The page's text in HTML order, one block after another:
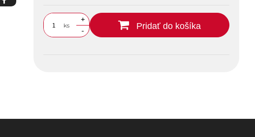
ks
+
-
Pridať do košíka